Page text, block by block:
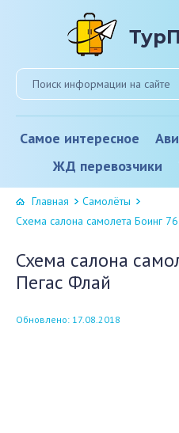
Самое интересное
ЖД перевозчики
Главная
Самолёты
Схема салона самолета Боинг
Схема салона
Пегас Флай
Обновлено: 17.08.2018